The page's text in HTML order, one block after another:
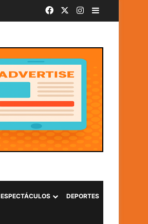
FacebookInstagram
Barra lateral
ESPECTÁCULOS DEPORTES